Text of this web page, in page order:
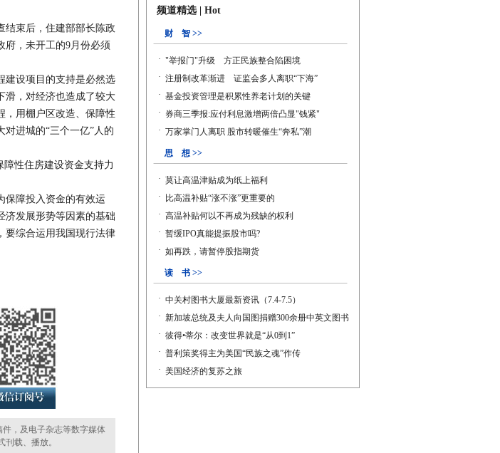
束后，住建部部长陈政
府，未开工的9月份必须
设项目的支持是必然选
滑，对经济也造成了较大
，用棚户区改造、保障性
进城的“三个一亿”人的
性住房建设资金支持力
障投入资金的有效运
济发展形势等因素的基础
要综合运用我国现行法律
，及电子杂志等数字媒体
载、播放。